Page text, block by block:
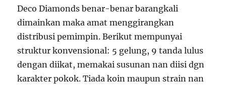
Deco Diamonds benar-benar barangkali
dimainkan maka amat menggirangkan
distribusi pemimpin. Berikut mempunyai
struktur konvensional: 5 gelung, 9 tanda lulus
dengan diikat, memakai susunan nan diisi dgn
karakter pokok. Tiada koin maupun strain nan